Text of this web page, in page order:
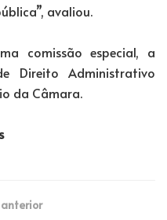
avaliou.
comissão especial, a
Direito Administrativo
da Câmara.